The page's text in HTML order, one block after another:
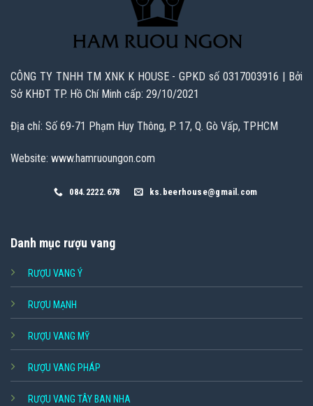
CÔNG TY TNHH TM XNK K HOUSE - GPKD số 0317003916 | Bởi
Sở KHĐT TP. Hồ Chí Minh cấp: 29/10/2021
Địa chỉ: Số 69-71 Phạm Huy Thông, P. 17, Q. Gò Vấp, TPHCM
Website: www.hamruoungon.com
084.2222.678 ks.beerhouse@gmail.com
Danh mục rượu vang
RƯỢU VANG Ý
RƯỢU MẠNH
RƯỢU VANG MỸ
RƯỢU VANG PHÁP
RƯỢU VANG TÂY BAN NHA